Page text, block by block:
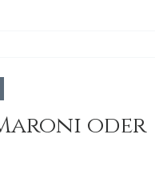
oder